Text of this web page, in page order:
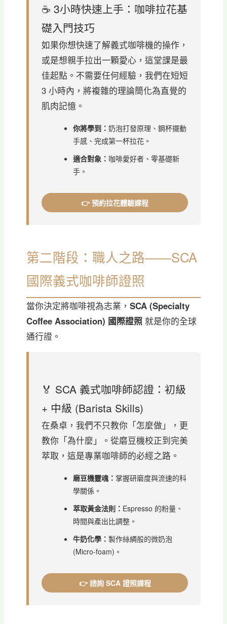
☕ 3小時快速上手：咖啡拉花基
礎入門技巧
如果你想快速了解義式咖啡機的操作，
或是想親手拉出一顆愛心，這堂課是最
佳起點。不需要任何經驗，我們在短短
3 小時內，將複雜的理論簡化為直覺的
肌肉記憶。
你將學到： 奶泡打發原理、鋼杯擺動
手感、完成第一杯拉花。
適合對象： 咖啡愛好者、零基礎新
手。
👉 預約拉花體驗課程
第二階段：職人之路——SCA
國際義式咖啡師證照
當你決定將咖啡視為志業， SCA (Specialty
Coffee Association) 國際證照就是你的全球
通行證。
🏅 SCA 義式咖啡師認證：初級
+ 中級 (Barista Skills)
在桑卓，我們不只教你「怎麼做」，更
教你「為什麼」。從磨豆機校正到完美
萃取，這是專業咖啡師的必經之路。
磨豆機靈魂： 掌握研磨度與流速的科
學關係。
萃取黃金法則： Espresso 的粉量、
時間與產出比調整。
牛奶化學： 製作絲綢般的微奶泡
(Micro-foam)。
👉 諮詢 SCA 證照課程